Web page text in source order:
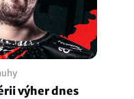
výher dnes